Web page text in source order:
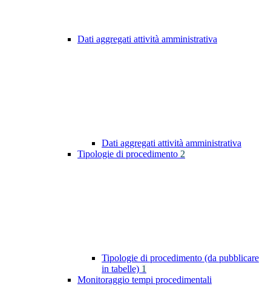
Dati aggregati attività amministrativa
Dati aggregati attività amministrativa
Tipologie di procedimento 2
Tipologie di procedimento (da pubblicare
in tabelle) 1
Monitoraggio tempi procedimentali